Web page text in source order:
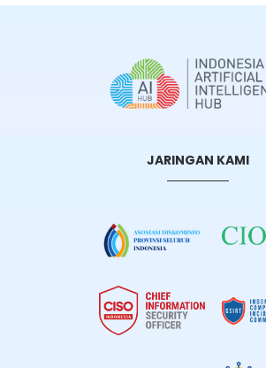
JARINGAN KAMI